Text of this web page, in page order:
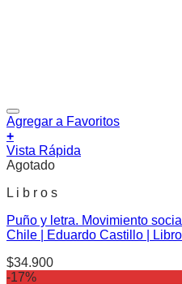
Agregar a Favoritos
+
Vista Rápida
Agotado
L i b r o s
Puño y letra. Movimiento
Chile | Eduardo Castillo |
$34.900
-17%